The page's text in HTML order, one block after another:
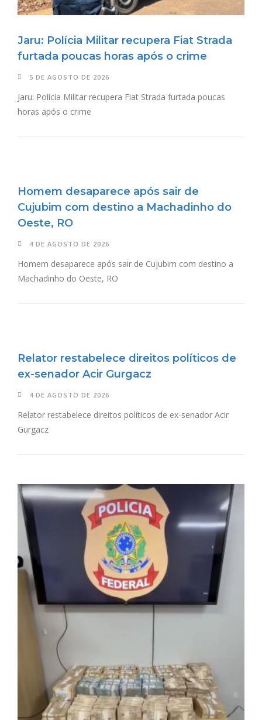
Jaru: Polícia Militar recupera Fiat Strada
furtada poucas horas após o crime
5 DE AGOSTO DE 2026
Jaru: Polícia Militar recupera Fiat Strada furtada poucas
horas após o crime
Homem desaparece após sair de
Cujubim com destino a Machadinho do
Oeste, RO
4 DE AGOSTO DE 2026
Homem desaparece após sair de Cujubim com destino a
Machadinho do Oeste, RO
Relator restabelece direitos políticos de
ex-senador Acir Gurgacz
4 DE AGOSTO DE 2026
Relator restabelece direitos políticos de ex-senador Acir
Gurgacz